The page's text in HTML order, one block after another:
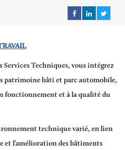
Services Techniques, vous intégrez
patrimoine bâti et parc automobile,
fonctionnement et à la qualité du
technique varié, en lien
et l’amélioration des bâtiments